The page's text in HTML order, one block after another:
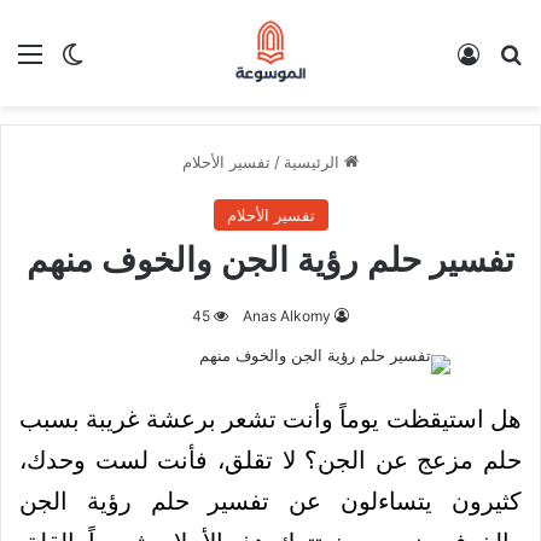
الوضع بحث عن
الرئيسية / تفسير الأحلام
تفسير الأحلام
تفسير حلم رؤية الجن والخوف منهم
Anas Alkomy
45
هل استيقظت يوماً وأنت تشعر برعشة غريبة بسبب
حلم مزعج عن الجن؟ لا تقلق، فأنت لست وحدك،
كثيرون يتساءلون عن تفسير حلم رؤية الجن